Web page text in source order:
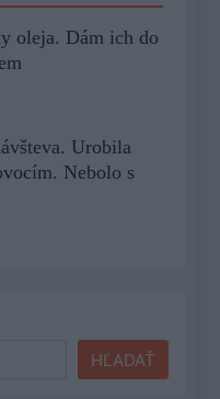
oleja. Dám ich do
Urobila
Nebolo s
HĽADAŤ